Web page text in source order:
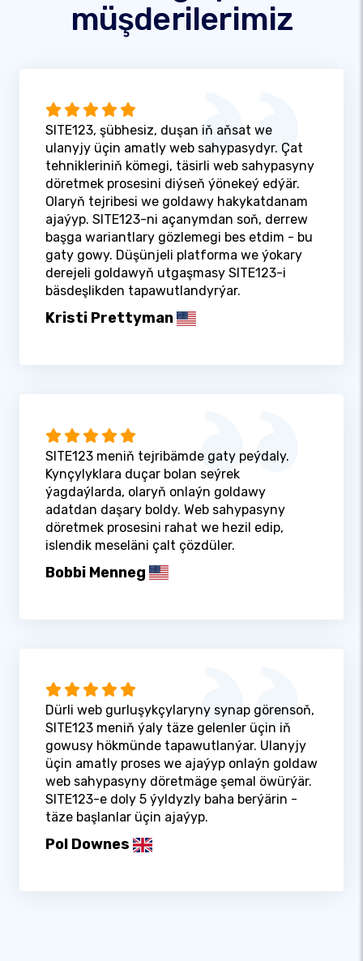
müşderilerimiz
SITE123, şübhesiz, duşan iň aňsat we
ulanyjy üçin amatly web sahypasydyr. Çat
tehnikleriniň kömegi, täsirli web sahypasyny
döretmek prosesini diýseň ýönekeý edýär.
Olaryň tejribesi we goldawy hakykatdanam
ajaýyp. SITE123-ni açanymdan soň, derrew
başga wariantlary gözlemegi bes etdim - bu
gaty gowy. Düşünjeli platforma we ýokary
derejeli goldawyň utgaşmasy SITE123-i
bäsdeşlikden tapawutlandyrýar.
Kristi Prettyman
SITE123 meniň tejribämde gaty peýdaly.
Kynçylyklara duçar bolan seýrek
ýagdaýlarda, olaryň onlaýn goldawy
adatdan daşary boldy. Web sahypasyny
döretmek prosesini rahat we hezil edip,
islendik meseläni çalt çözdüler.
Bobbi Menneg
Dürli web gurluşykçylaryny synap görensoň,
SITE123 meniň ýaly täze gelenler üçin iň
gowusy hökmünde tapawutlanýar. Ulanyjy
üçin amatly proses we ajaýyp onlaýn goldaw
web sahypasyny döretmäge şemal öwürýär.
SITE123-e doly 5 ýyldyzly baha berýärin -
täze başlanlar üçin ajaýyp.
Pol Downes